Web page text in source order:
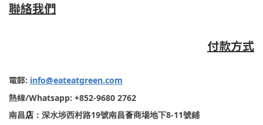
聯絡我們
付款方式
電郵: info@eateatgreen.com
熱線/Whatsapp: +852-9680 2762
南昌店 ：深水埗西村路19號南昌薈商場地下8-11號鋪